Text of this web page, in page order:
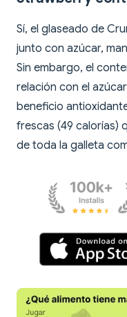
Sí, el glaseado de
junto con azúcar,
Sin embargo, el
relación con el
beneficio
frescas (49 calorías)
de toda la galleta